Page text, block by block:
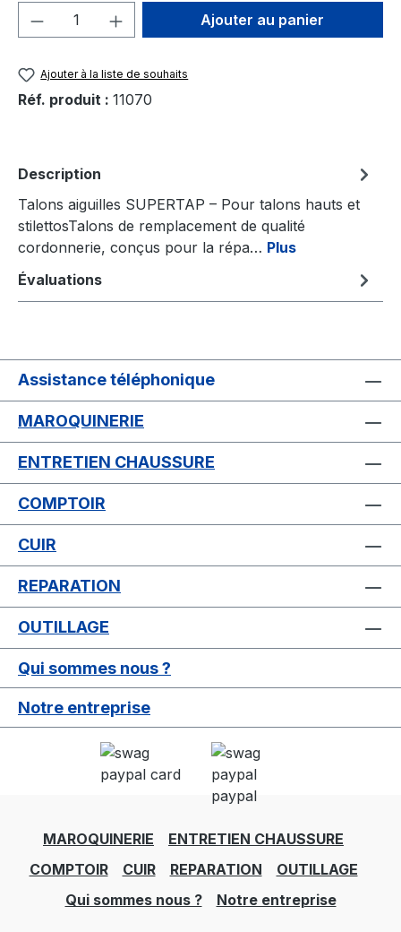
Quantité de produit : Entrez la
Ajouter au panier
Ajouter à la liste de souhaits
Réf. produit : 11070
Description
Talons aiguilles SUPERTAP – Pour talons hauts et
stilettosTalons de remplacement de qualité
cordonnerie, conçus pour la répa… Plus
Évaluations
Assistance téléphonique
MAROQUINERIE
ENTRETIEN CHAUSSURE
COMPTOIR
CUIR
REPARATION
OUTILLAGE
Qui sommes nous ?
Notre entreprise
MAROQUINERIE
ENTRETIEN CHAUSSURE
COMPTOIR
CUIR REPARATION
OUTILLAGE
Qui sommes nous ?
Notre entreprise